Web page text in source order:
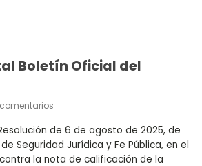
Boletín Oficial del
de 6 de agosto de 2025, de
Seguridad Jurídica y Fe Pública, en el
la nota de calificación de la